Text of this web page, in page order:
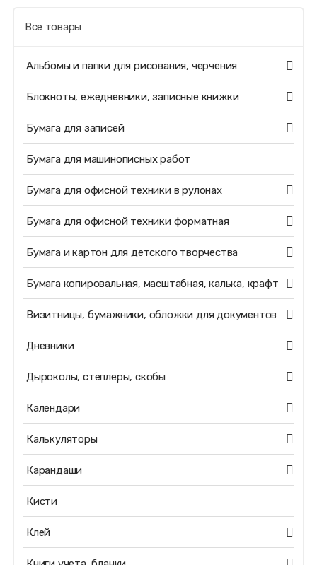
Все товары
Альбомы и папки для рисования, черчения
Блокноты, ежедневники, записные книжки
Бумага для записей
Бумага для машинописных работ
Бумага для офисной техники в рулонах
Бумага для офисной техники форматная
Бумага и картон для детского творчества
Бумага копировальная, масштабная, калька, крафт
Визитницы, бумажники, обложки для документов
Дневники
Дыроколы, степлеры, скобы
Календари
Калькуляторы
Карандаши
Кисти
Клей